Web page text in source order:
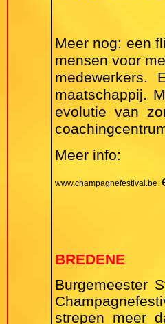
Meer nog: een
mensen voor
maatschappij.
evolutie van
Meer info:
www.champagnefestival.be
BREDENE
Burgemeester
strepen meer